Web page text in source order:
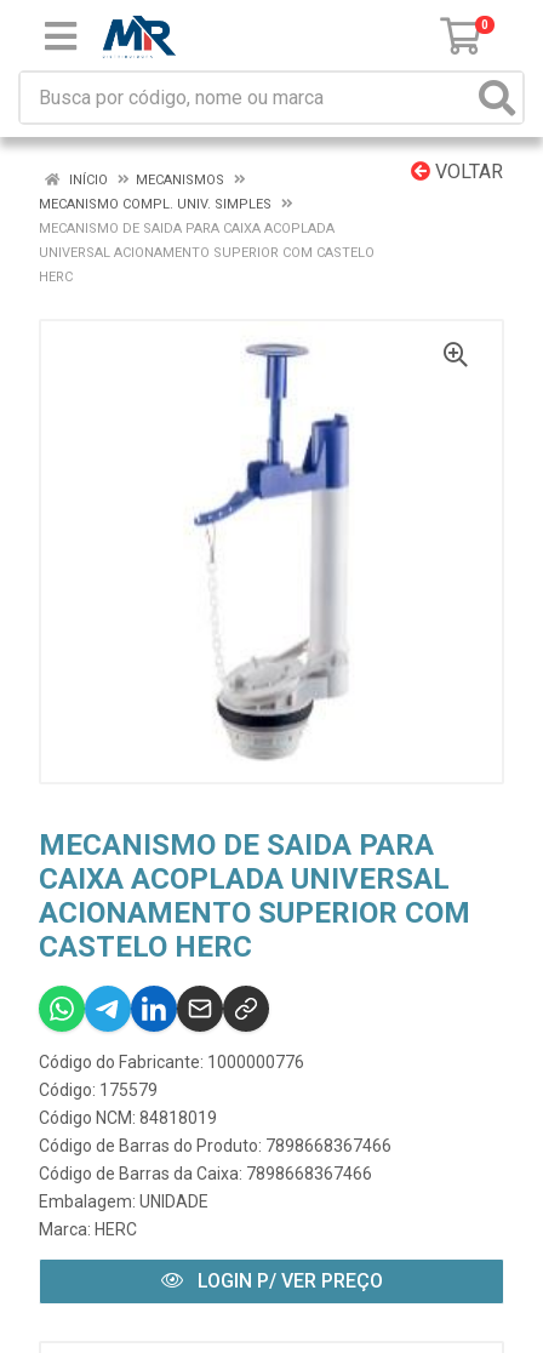
0
VOLTAR
INÍCIO
MECANISMOS
MECANISMO COMPL. UNIV. SIMPLES
MECANISMO DE SAIDA PARA CAIXA ACOPLADA
UNIVERSAL ACIONAMENTO SUPERIOR COM CASTELO
HERC
MECANISMO DE SAIDA PARA
CAIXA ACOPLADA UNIVERSAL
ACIONAMENTO SUPERIOR COM
CASTELO HERC
Código do Fabricante: 1000000776
Código: 175579
Código NCM: 84818019
Código de Barras do Produto: 7898668367466
Código de Barras da Caixa: 7898668367466
Embalagem: UNIDADE
Marca: HERC
LOGIN P/ VER PREÇO